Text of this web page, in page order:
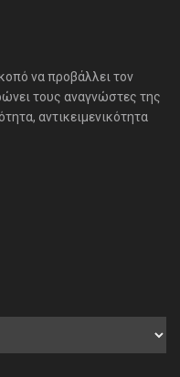
να προβάλλει τον
τους αναγνώστες της
αντικειμενικότητα